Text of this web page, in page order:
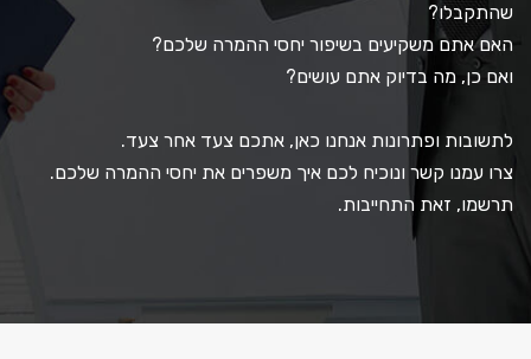
שהתקבלו?
האם אתם משקיעים בשיפור יחסי ההמרה שלכם?
ואם כן, מה בדיוק אתם עושים?
לתשובות ופתרונות אנחנו כאן, אתכם צעד אחר צעד.
צרו עמנו קשר ונוכיח לכם איך משפרים את יחסי ההמרה שלכם.
תרשמו, זאת התחייבות.